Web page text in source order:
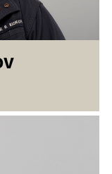
værksted
at
kursisterne bliver
når den enkelte